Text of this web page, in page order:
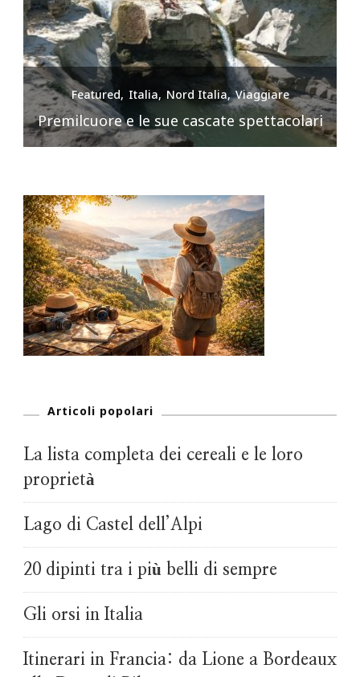
Featured Italia Nord Italia Viaggiare
Premilcuore e le sue cascate spettacolari
Articoli popolari
La lista completa dei cereali e le loro
proprietà
Lago di Castel dell’Alpi
20 dipinti tra i più belli di sempre
Gli orsi in Italia
Itinerari in Francia: da Lione a Bordeaux